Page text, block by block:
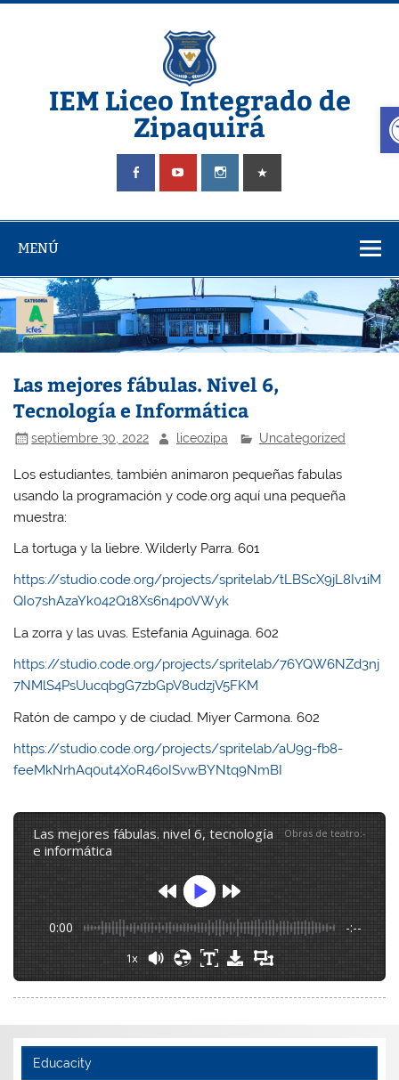
Saltar
IEM Liceo Integrado de
Zipaquirá
Pagina del Liceo Integrado Zipaquira
MENÚ
Las mejores fábulas. Nivel 6,
Tecnología e Informática
septiembre 30, 2022 liceozipa Uncategorized
Los estudiantes, también animaron pequeñas fabulas
usando la programación y code.org aquí una pequeña
muestra:
La tortuga y la liebre. Wilderly Parra. 601
https://studio.code.org/projects/spritelab/tLBScX9jL8Iv1iM
QIo7shAzaYk042Q18Xs6n4p0VWyk
La zorra y las uvas. Estefania Aguinaga. 602
https://studio.code.org/projects/spritelab/76YQW6NZd3nj
7NMlS4PsUucqbgG7zbGpV8udzjV5FKM
Ratón de campo y de ciudad. Miyer Carmona. 602
https://studio.code.org/projects/spritelab/aU9g-fb8-
feeMkNrhAq0ut4XoR46oISvwBYNtq9NmBI
las mejores fábulas. nivel 6, tecnología
e informática
Obras de teatro:-
0:00 -:--
1x
Educacity